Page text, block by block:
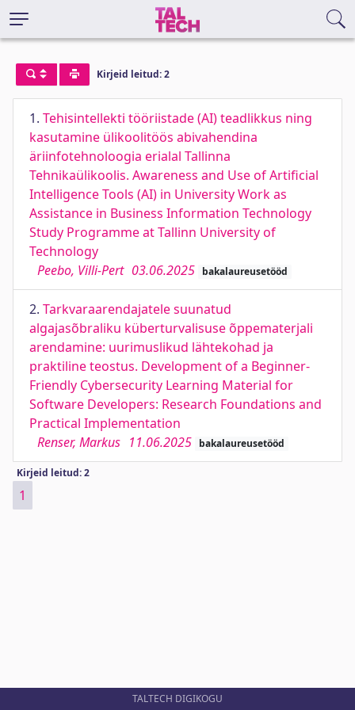
Kirjeid leitud: 2
1. Tehisintellekti tööriistade (AI) teadlikkus ning
kasutamine ülikoolitöös abivahendina
äriinfotehnoloogia erialal Tallinna
Tehnikaülikoolis. Awareness and Use of Artificial
Intelligence Tools (AI) in University Work as
Assistance in Business Information Technology
Study Programme at Tallinn University of
Technology
Peebo, Villi-Pert 03.06.2025 bakalaureusetööd
2. Tarkvaraarendajatele suunatud
algajasõbraliku küberturvalisuse õppematerjali
arendamine: uurimuslikud lähtekohad ja
praktiline teostus. Development of a Beginner-
Friendly Cybersecurity Learning Material for
Software Developers: Research Foundations and
Practical Implementation
Renser, Markus 11.06.2025 bakalaureusetööd
Kirjeid leitud: 2
1
TALTECH DIGIKOGU